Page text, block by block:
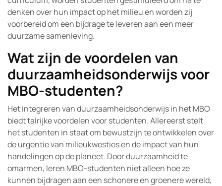
denken over hun impact op het milieu en worden zij
voorbereid om een bijdrage te leveren aan een meer
duurzame samenleving.
Wat zijn de voordelen van
duurzaamheidsonderwijs voor
MBO-studenten?
Het integreren van duurzaamheidsonderwijs in het MBO
biedt talrijke voordelen voor studenten. Allereerst stelt
het studenten in staat om bewustzijn te ontwikkelen over
de urgentie van milieukwesties en de impact van hun
handelingen op de planeet. Door duurzaamheid te
omarmen, leren MBO-studenten niet alleen hoe ze
kunnen bijdragen aan een schonere en groenere wereld,